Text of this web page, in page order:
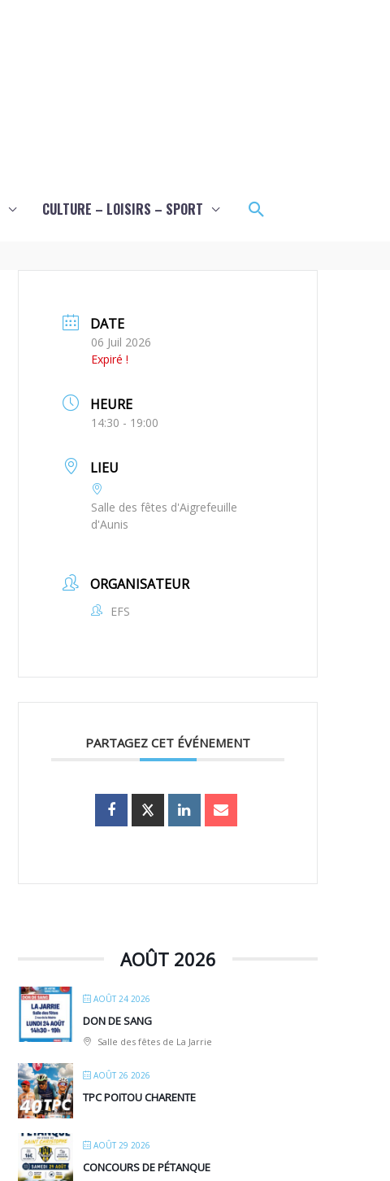
CULTURE – LOISIRS – SPORT Rechercher
DATE
06 Juil 2026
Expiré !
HEURE
14:30 - 19:00
LIEU
Salle des fêtes d'Aigrefeuille
d'Aunis
ORGANISATEUR
EFS
PARTAGEZ CET ÉVÉNEMENT
AOÛT 2026
AOÛT 24 2026
DON DE SANG
Salle des fêtes de La Jarrie
AOÛT 26 2026
TPC POITOU CHARENTE
AOÛT 29 2026
CONCOURS DE PÉTANQUE